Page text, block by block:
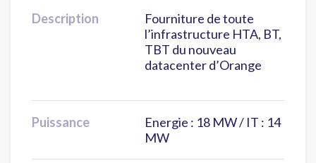
Description
Fourniture de toute
l’infrastructure HTA, BT,
TBT du nouveau
datacenter d’Orange
Puissance
Energie : 18 MW / IT : 14
MW